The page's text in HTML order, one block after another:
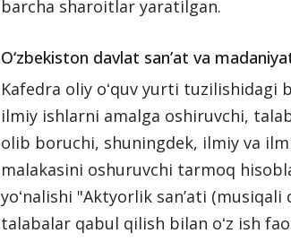
barcha sharoitlar yaratilgan.
O‘zbekiston davlat sanʼat va
Kafedra oliy oʻquv yurti tuzilishidagi
ilmiy ishlarni amalga oshiruvchi,
olib boruchi, shuningdek, ilmiy va
malakasini oshuruvchi tarmoq
yoʻnalishi "Aktyorlik sanʼati
talabalar qabul qilish bilan oʻz ish